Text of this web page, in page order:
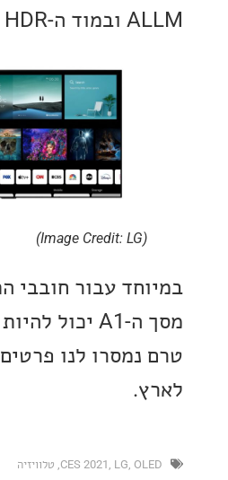
עבור חובבי התמונה
לנו פרטים לגבי
CES 2021
,טלוויזיה